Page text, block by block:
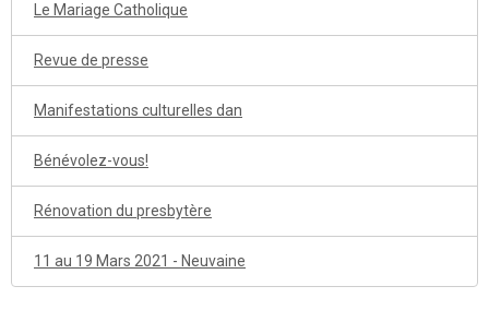
Le Mariage Catholique
Revue de presse
Manifestations culturelles dan
Bénévolez-vous!
Rénovation du presbytère
11 au 19 Mars 2021 - Neuvaine